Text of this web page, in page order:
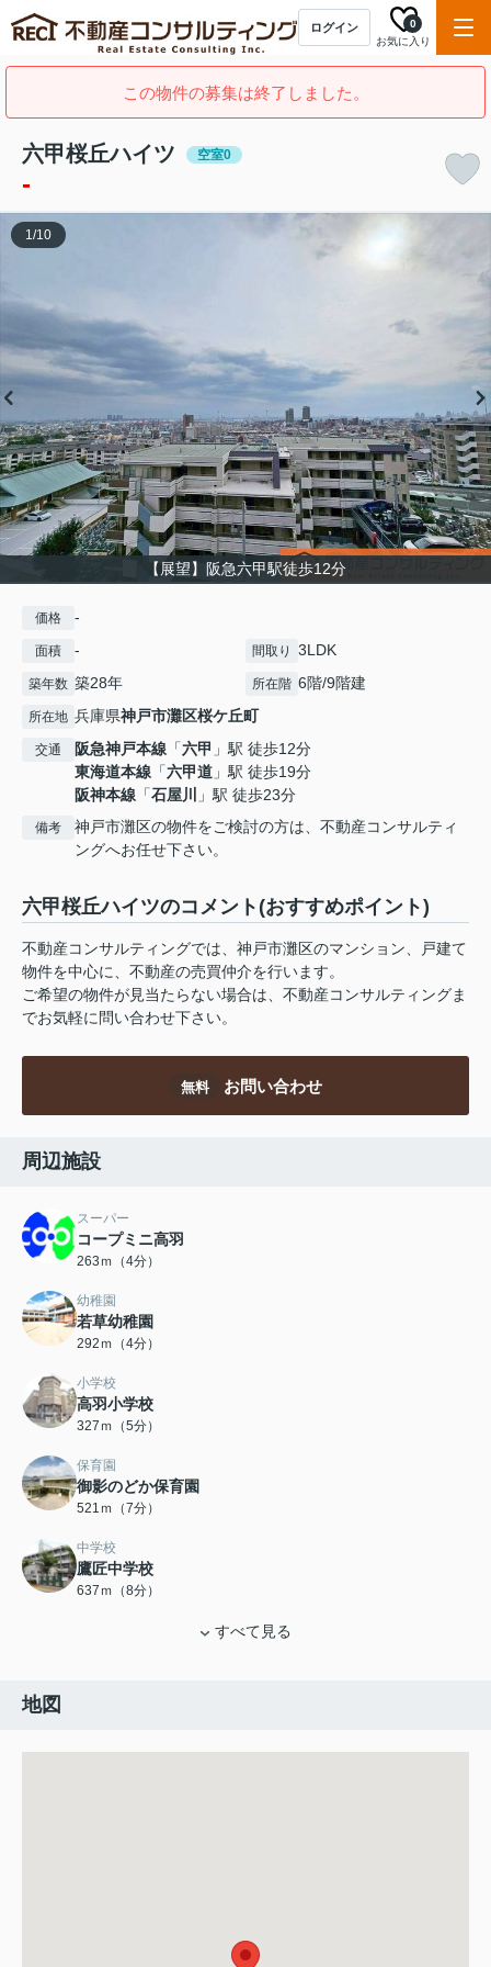
ログイン
お気に入り
0
この物件の募集は終了しました。
六甲桜丘ハイツ 空室0
-
【展望】阪急六甲駅徒歩12分
1/10
価格 -
面積 - 間取り 3LDK
築年数 築28年 所在階 6階/9階建
所在地 兵庫県神戸市灘区桜ケ丘町
交通 阪急神戸本線 「六甲 」駅 徒歩12分
東海道本線 「六甲道 」駅 徒歩19分
阪神本線 「石屋川 」駅 徒歩23分
備考
神戸市灘区の物件をご検討の方は、不動産コンサルティ
ングへお任せ下さい。
六甲桜丘ハイツのコメント(おすすめポイント)
不動産コンサルティングでは、神戸市灘区のマンション、戸建て
物件を中心に、不動産の売買仲介を行います。
ご希望の物件が見当たらない場合は、不動産コンサルティングま
でお気軽に問い合わせ下さい。
無料 お問い合わせ
周辺施設
スーパー
コープミニ高羽
263ｍ（4分）
幼稚園
若草幼稚園
292ｍ（4分）
小学校
高羽小学校
327ｍ（5分）
保育園
御影のどか保育園
521ｍ（7分）
中学校
鷹匠中学校
637ｍ（8分）
すべて見る
地図